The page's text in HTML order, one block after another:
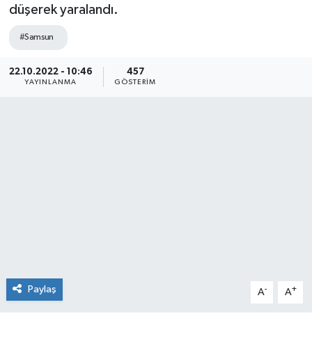
düşerek yaralandı.
#Samsun
22.10.2022 - 10:46
YAYINLANMA
457
GÖSTERIM
Paylaş A- A+